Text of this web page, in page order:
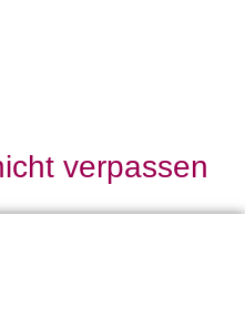
verpassen